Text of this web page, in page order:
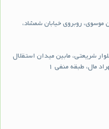
روبروی خیابان شمشاد،
شریعتی، مابین میدان استقلال
مال، طبقه منفی 1